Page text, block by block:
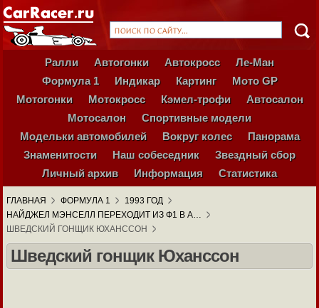
Ралли Автогонки Автокросс
Ле-Ман
Формула 1
Индикар Картинг
Мото GP
Мотогонки
Мотокросс Кэмел-трофи
Автосалон
Мотосалон
Спортивные модели
Модельки автомобилей
Вокруг колес
Панорама
Знаменитости
Наш собеседник
Звездный сбор
Личный архив
Информация Статистика
ГЛАВНАЯ ФОРМУЛА 1
1993 ГОД
НАЙДЖЕЛ МЭНСЕЛЛ ПЕРЕХОДИТ ИЗ Ф1 В А…
ШВЕДСКИЙ ГОНЩИК ЮХАНССОН
Шведский гонщик Юханссон